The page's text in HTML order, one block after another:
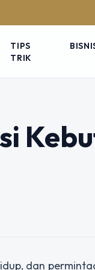
TIPS
TRIK
dan